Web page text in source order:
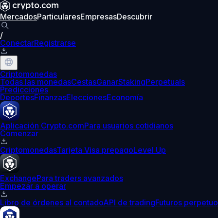
MercadosParticularesEmpresasDescubrir
/
ConectarRegistrarse
Criptomonedas
Todas las monedasCestasGanarStakingPerpetuals
Predicciones
DeportesFinanzasEleccionesEconomía
Aplicación Crypto.comPara usuarios cotidianos
Comenzar
CriptomonedasTarjeta Visa prepagoLevel Up
ExchangePara traders avanzados
Empezar a operar
Libro de órdenes al contadoAPI de tradingFuturos